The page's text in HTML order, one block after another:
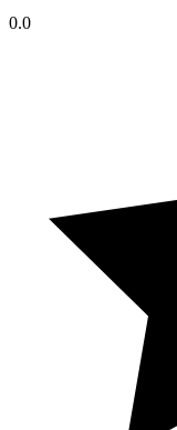
0.0